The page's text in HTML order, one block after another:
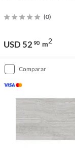
(0)
USD 52 90 m2
comparar